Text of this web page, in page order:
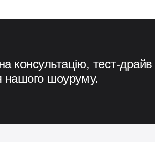
консультацію, тест-
нашого шоуруму.